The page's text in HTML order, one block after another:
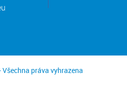
práva vyhrazena